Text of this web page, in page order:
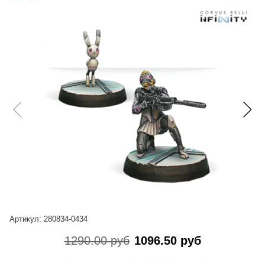
Артикул: 280834-0434
1290.00 руб 1096.50 руб